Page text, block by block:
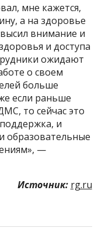
мне кажется,
а на здоровье
внимание и
и доступа
ожидают
о своем
больше
если раньше
то сейчас это
и
образовательные
—
Источник: rg.ru